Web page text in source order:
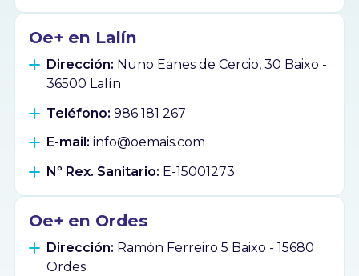
Oe+ en Lalín
Dirección: Nuno Eanes de Cercio, 30 Baixo -
36500 Lalín
Teléfono: 986 181 267
E-mail: info@oemais.com
Nº Rex. Sanitario: E-15001273
Oe+ en Ordes
Dirección: Ramón Ferreiro 5 Baixo - 15680
Ordes